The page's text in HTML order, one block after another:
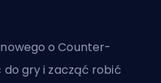
o Counter-
do gry i zacząć robić